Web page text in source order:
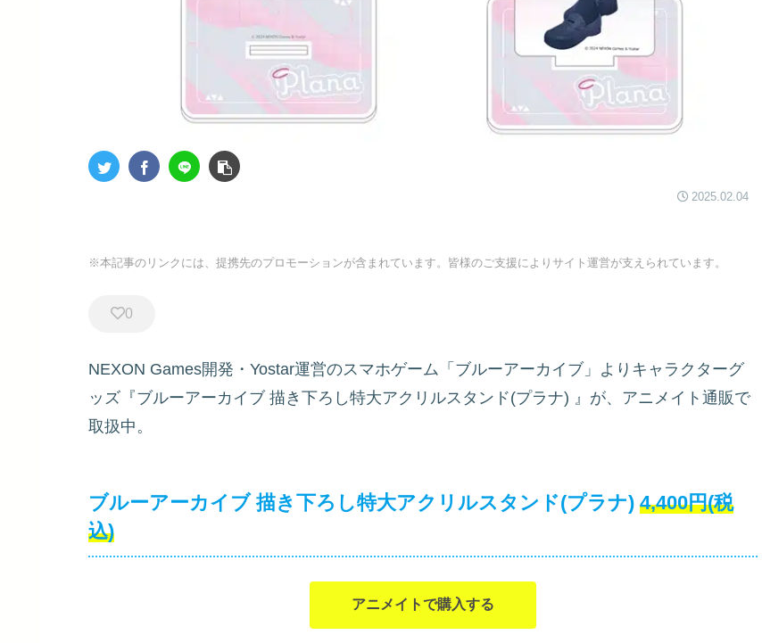
2025.02.04
※本記事のリンクには、提携先のプロモーションが含まれています。皆様のご支援によりサイト運営が支えられています。
0
NEXON Games開発・Yostar運営のスマホゲーム「ブルーアーカイブ」よりキャラクターグ
ッズ『ブルーアーカイブ 描き下ろし特大アクリルスタンド(プラナ) 』が、アニメイト通販で
取扱中。
ブルーアーカイブ 描き下ろし特大アクリルスタンド(プラナ) 4,400円(税
込)
アニメイトで購入する